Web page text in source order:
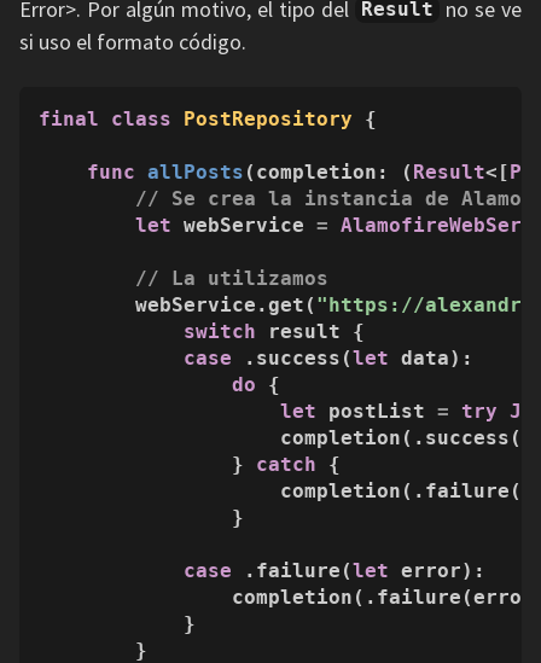
Error>. Por algún motivo, el tipo del
Result
no se ve
si uso el formato código.
final class PostRepository {
func allPosts ( completion : ( Result<[
// Se crea la instancia de
let webService =
// La utilizamos
        webService.get(
"https://
switch result {
case .success(let data):
do {
let postList = try
                }
catch {
                }
case .failure(let error):
            }
        }